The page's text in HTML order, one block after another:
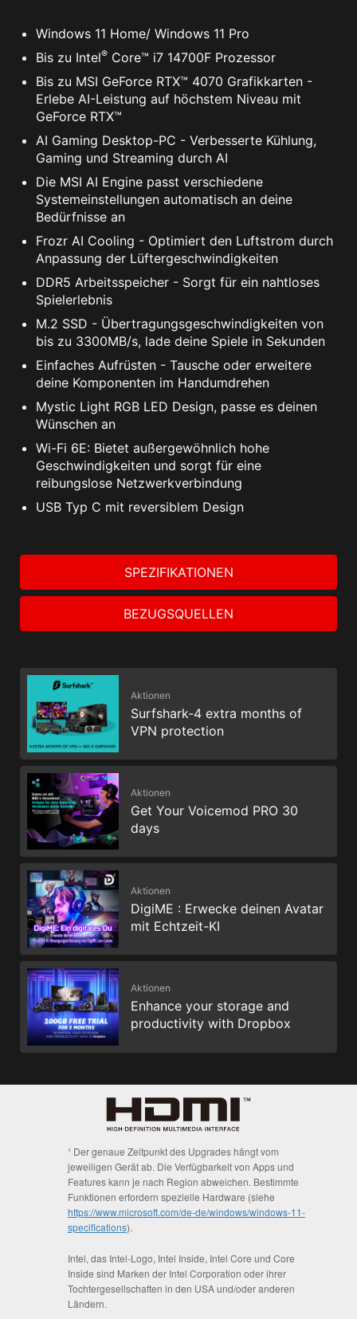
Windows 11 Home/ Windows 11 Pro
Bis zu Intel® Core™ i7 14700F Prozessor
Bis zu MSI GeForce RTX™ 4070 Grafikkarten -
Erlebe AI-Leistung auf höchstem Niveau mit
GeForce RTX™
AI Gaming Desktop-PC - Verbesserte Kühlung,
Gaming und Streaming durch AI
Die MSI AI Engine passt verschiedene
Systemeinstellungen automatisch an deine
Bedürfnisse an
Frozr AI Cooling - Optimiert den Luftstrom durch
Anpassung der Lüftergeschwindigkeiten
DDR5 Arbeitsspeicher - Sorgt für ein nahtloses
Spielerlebnis
M.2 SSD - Übertragungsgeschwindigkeiten von
bis zu 3300MB/s, lade deine Spiele in Sekunden
Einfaches Aufrüsten - Tausche oder erweitere
deine Komponenten im Handumdrehen
Mystic Light RGB LED Design, passe es deinen
Wünschen an
Wi-Fi 6E: Bietet außergewöhnlich hohe
Geschwindigkeiten und sorgt für eine
reibungslose Netzwerkverbindung
USB Typ C mit reversiblem Design
SPEZIFIKATIONEN
BEZUGSQUELLEN
Aktionen
Surfshark-4 extra months of
VPN protection
Aktionen
Get Your Voicemod PRO 30
days
Aktionen
DigiME : Erwecke deinen Avatar
mit Echtzeit-KI
Aktionen
Enhance your storage and
productivity with Dropbox
¹ Der genaue Zeitpunkt des Upgrades hängt vom
jeweiligen Gerät ab. Die Verfügbarkeit von Apps und
Features kann je nach Region abweichen. Bestimmte
Funktionen erfordern spezielle Hardware (siehe
https://www.microsoft.com/de-de/windows/windows-11-
specifications).
Intel, das Intel-Logo, Intel Inside, Intel Core und Core
Inside sind Marken der Intel Corporation oder ihrer
Tochtergesellschaften in den USA und/oder anderen
Ländern.